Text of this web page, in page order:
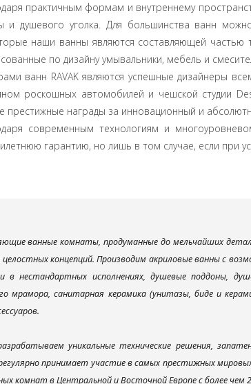
практичным формам и внутреннему
и душевого уголка. Для большинства ванн
наши ванны являются составляющей
по дизайну умывальники, мебель и
ванн RAVAK являются успешные дизайнеры
роскошных автомобилей и чешской студии
престижные награды за инновационный и
современным технологиям и
гарантию, но лишь в том случае, если при
ванные комнаты, продуманные до мельчайших
концепций. Производим акриловые ванны с
в нестандартных исполнениях, душевые поддоны,
мрамора, санитарная керамика (унитазы, биде и
уникальные технические решения,
принимает участие в самых престижных
комнат в Центральной и Восточной Европе с более